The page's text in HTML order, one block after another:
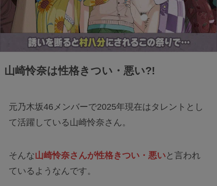
山崎怜奈は性格きつい・悪い?!
元乃木坂46メンバーで2025年現在はタレントとし
て活躍している山崎怜奈さん。
そんな山崎怜奈さんが性格きつい・悪いと言われ
ているようなんです。